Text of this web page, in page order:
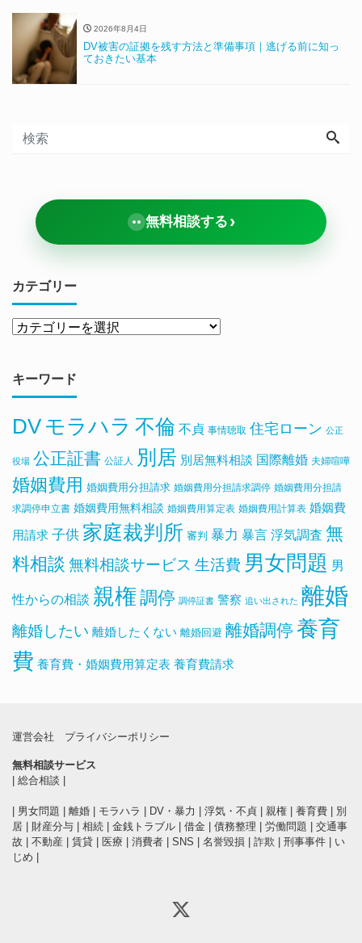
2026年8月4日
DV被害の証拠を残す方法と準備事項｜逃げる前に知っ
ておきたい基本
無料相談する ›
カテゴリー
キーワード
DV モラハラ 不倫 不貞 事情聴取 住宅ローン 公正
役場 公正証書 公証人 別居 別居無料相談 国際離婚 夫婦喧嘩
婚姻費用 婚姻費用分担請求 婚姻費用分担請求調停 婚姻費用分担請
求調停申立書 婚姻費用無料相談 婚姻費用算定表 婚姻費用計算表 婚姻費
用請求 子供 家庭裁判所 審判 暴力 暴言 浮気調査 無
料相談 無料相談サービス 生活費 男女問題 男
性からの相談 親権 調停 調停証書 警察 追い出された 離婚
離婚したい 離婚したくない 離婚回避 離婚調停 養育
費 養育費・婚姻費用算定表 養育費請求
運営会社 プライバシーポリシー
無料相談サービス
総合相談
男女問題 離婚 モラハラ DV・暴力 浮気・不貞 親権 養育費
別
居
財産分与 相続 金銭トラブル 借金 債務整理 労働問題
交通事
故
不動産 賃貸 医療 消費者 SNS 名誉毀損 詐欺 刑事事件
い
じめ